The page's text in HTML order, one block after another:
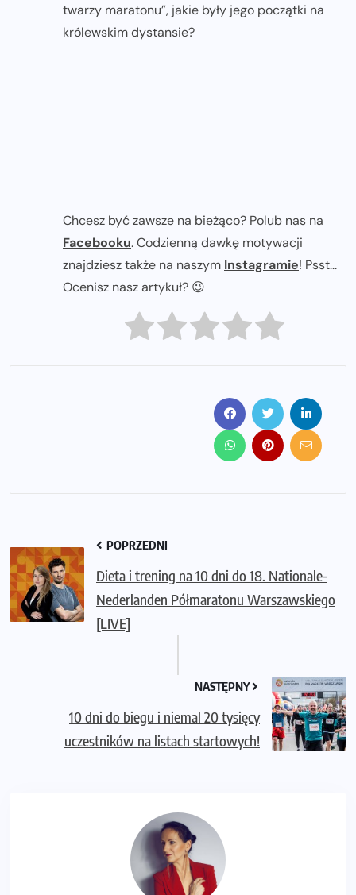
twarzy maratonu”, jakie były jego początki na
królewskim dystansie?
Chcesz być zawsze na bieżąco? Polub nas na
Facebooku. Codzienną dawkę motywacji
znajdziesz także na naszym Instagramie! Psst...
Ocenisz nasz artykuł? 😉
POPRZEDNI
Dieta i trening na 10 dni do 18. Nationale-
Nederlanden Półmaratonu Warszawskiego
[LIVE]
NASTĘPNY
10 dni do biegu i niemal 20 tysięcy
uczestników na listach startowych!